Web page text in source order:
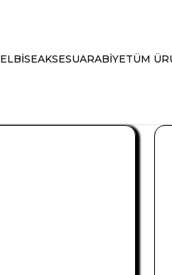
ELBİSEAKSESUARABİYETÜM